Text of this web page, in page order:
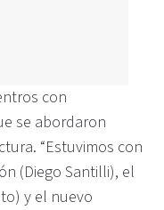
con
se abordaron
“Estuvimos con
(Diego Santilli), el
y el nuevo